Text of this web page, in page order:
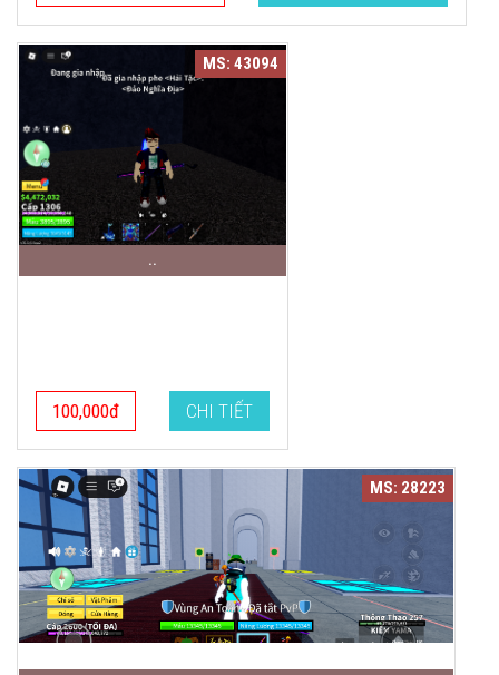
MS: 43094
..
100,000đ CHI TIẾT
MS: 28223